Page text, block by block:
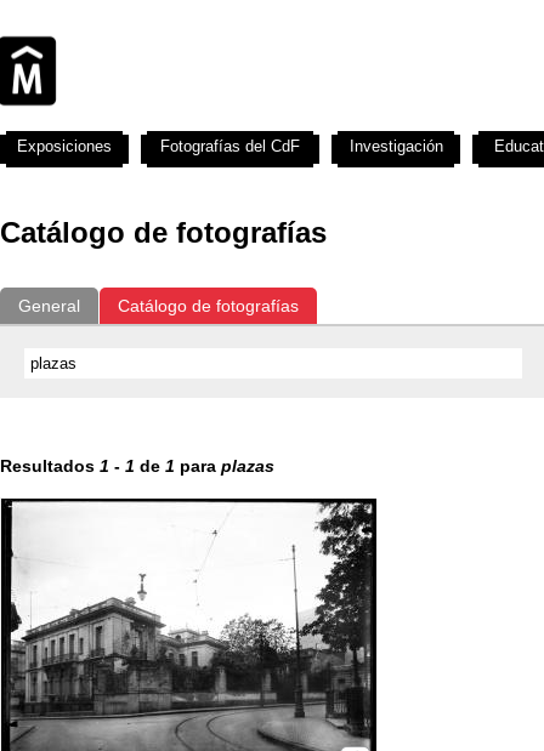
Catálogo de fotografías
General Catálogo de fotografías
Resultados 1 - 1 de 1 para plazas
Exposiciones Fotografías del CdF Investigación